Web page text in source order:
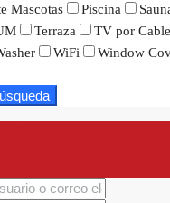
Mascotas Piscina
Terraza TV por Cable
WiFi Window